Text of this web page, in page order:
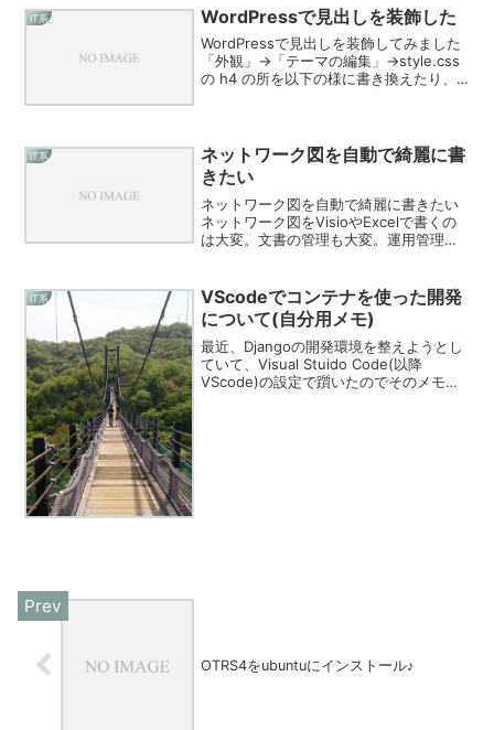
IT系 WordPressで見出しを装飾した
WordPressで見出しを装飾してみました
「外観」→「テーマの編集」→style.css
の h4 の所を以下の様に書き換えたり、
IT系
ネットワーク図を自動で綺麗に書
きたい
ネットワーク図を自動で綺麗に書きたい
ネットワーク図をVisioやExcelで書くの
は大変。文書の管理も大変。運用管理ツ
vis.jsという素晴らしいツールがありま
す！vis...
IT系
VScodeでコンテナを使った開発
について(自分用メモ)
最近、Djangoの開発環境を整えようとし
ていて、Visual Stuido Code(以降
VScode)の設定で躓いたのでそのメモを
OTRS4をubuntuにインストール♪